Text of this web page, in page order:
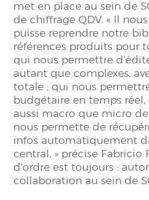
met en place au sein de
de chiffrage QDV. « Il
puisse reprendre notre
références produits pour
qui nous permettre
autant que complexes,
totale ; qui nous
budgétaire en temps
aussi macro que micro
nous permette de
infos automatiquement
central, » précise Fabricio
d’ordre est toujours :
collaboration au sein de